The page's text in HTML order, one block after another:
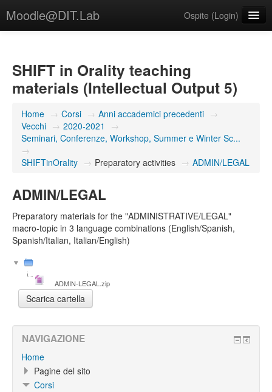
Moodle@DIT.Lab Ospite (Login)
SHIFT in Orality teaching
materials (Intellectual Output 5)
Home → Corsi → Anni accademici precedenti →
Vecchi → 2020-2021
→
Seminari, Conferenze, Workshop, Summer e Winter Sc...
→
SHIFTinOrality → Preparatory activities → ADMIN/LEGAL
ADMIN/LEGAL
Preparatory materials for the "ADMINISTRATIVE/LEGAL"
macro-topic in 3 language combinations (English/Spanish,
Spanish/Italian, Italian/English)
ADMIN-LEGAL.zip
NAVIGAZIONE
Home
Pagine del sito
Corsi